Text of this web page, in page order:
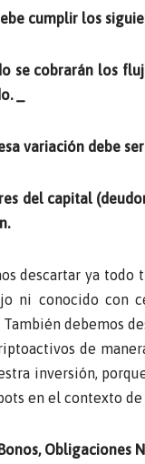
cumplir los
se cobrarán los
_
variación debe
del capital
descartar ya
ni conocido con
debemos
de
inversión,
en el contexto
Obligaciones